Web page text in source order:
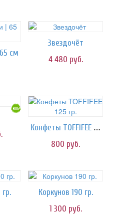
см
Звездочёт
4 480 руб.
Конфеты TOFFIFEE 125 гр.
800 руб.
Коркунов 190 гр.
1 300 руб.